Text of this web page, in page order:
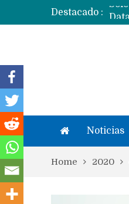
Destacado :
Noticias
Home 2020